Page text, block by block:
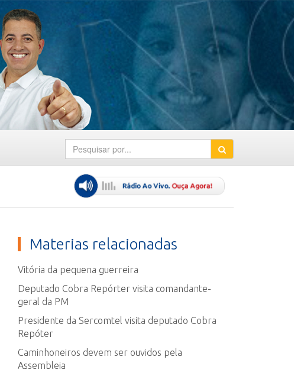
Materias relacionadas
Vitória da pequena guerreira
Deputado Cobra Repórter visita comandante-
geral da PM
Presidente da Sercomtel visita deputado Cobra
Repóter
Caminhoneiros devem ser ouvidos pela
Assembleia